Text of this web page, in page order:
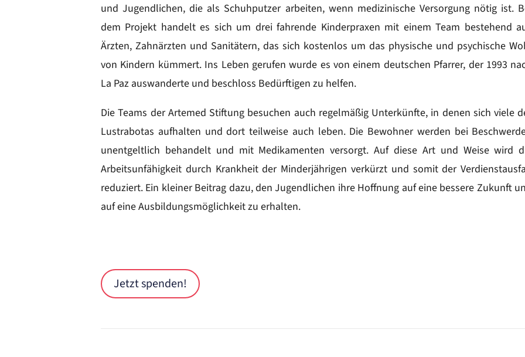
und Jugendlichen, die als Schuhputzer arbeiten, wenn medizinische Versorgung nötig ist.
dem Projekt handelt es sich um drei fahrende Kinderpraxen mit einem Team bestehend
Ärzten, Zahnärzten und Sanitätern, das sich kostenlos um das physische und psychische
von Kindern kümmert. Ins Leben gerufen wurde es von einem deutschen Pfarrer, der 1993
La Paz auswanderte und beschloss Bedürftigen zu helfen.
Die Teams der Artemed Stiftung besuchen auch regelmäßig Unterkünfte, in denen sich viele
Lustrabotas aufhalten und dort teilweise auch leben. Die Bewohner werden bei
unentgeltlich behandelt und mit Medikamenten versorgt. Auf diese Art und Weise wird
Arbeitsunfähigkeit durch Krankheit der Minderjährigen verkürzt und somit der
reduziert. Ein kleiner Beitrag dazu, den Jugendlichen ihre Hoffnung auf eine bessere Zukunft
auf eine Ausbildungsmöglichkeit zu erhalten.
Jetzt spenden!